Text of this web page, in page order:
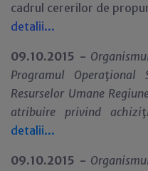
cadrul cererilor de
detalii...
09.10.2015 -
Programul Operaţional
Resurselor Umane
atribuire privind achiziţ
detalii...
09.10.2015 -